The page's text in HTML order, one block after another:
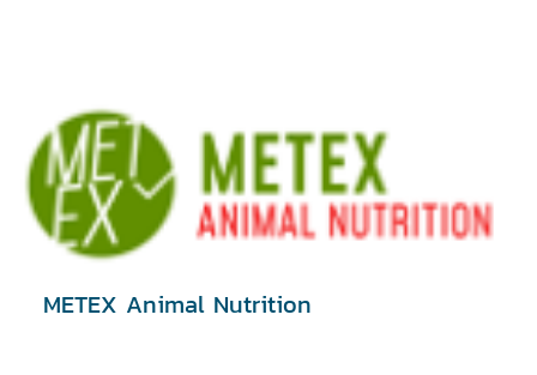
METEX Animal Nutrition